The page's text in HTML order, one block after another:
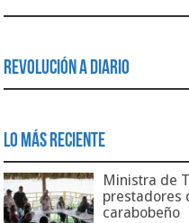
Revolución a Diario
Lo Más Reciente
Ministra de
prestadores
carabobeño